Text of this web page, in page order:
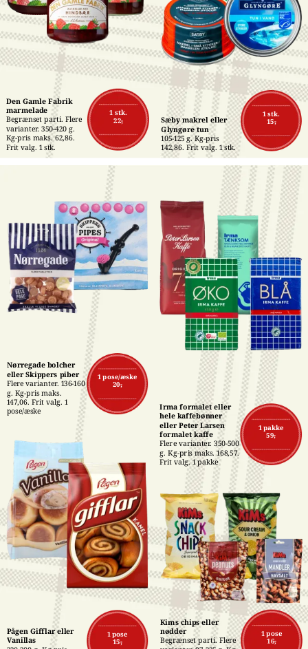
1 stk.
22,-
Den Gamle Fabrik
marmelade
Begrænset parti. Flere
varianter. 350-420 g.
Kg-pris maks. 62,86.
Frit valg. 1 stk.
1 stk.
15,-
Sæby makrel eller
Glyngøre tun
105-125 g. Kg-pris
142,86. Frit valg. 1 stk.
1 pakke
59,-
Irma formalet eller
hele kaffebønner
eller Peter Larsen
formalet kaffe
Flere varianter. 350-500
g. Kg-pris maks. 168,57.
Frit valg. 1 pakke
1 pose/æske
20,-
Nørregade bolcher
eller Skippers piber
Flere varianter. 136-160
g. Kg-pris maks.
147,06. Frit valg. 1
pose/æske
1 pose
15,-
Pågen Gifflar eller
Vanillas
1 pose
16,-
Kims chips eller
nødder
Begrænset parti. Flere